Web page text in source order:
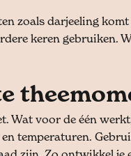
zoals darjeeling
keren gebruiken.
Wat voor de één
temperaturen.